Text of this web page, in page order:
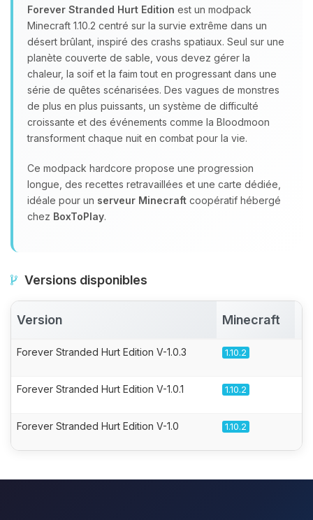
Forever Stranded Hurt Edition est un modpack
Minecraft 1.10.2 centré sur la survie extrême dans un
désert brûlant, inspiré des crashs spatiaux. Seul sur une
planète couverte de sable, vous devez gérer la
chaleur, la soif et la faim tout en progressant dans une
série de quêtes scénarisées. Des vagues de monstres
de plus en plus puissants, un système de difficulté
croissante et des événements comme la Bloodmoon
transforment chaque nuit en combat pour la vie.
Ce modpack hardcore propose une progression
longue, des recettes retravaillées et une carte dédiée,
idéale pour un serveur Minecraft coopératif hébergé
chez BoxToPlay.
Versions disponibles
Version Minecraft
Forever Stranded Hurt Edition V-1.0.3 1.10.2
Forever Stranded Hurt Edition V-1.0.1 1.10.2
Forever Stranded Hurt Edition V-1.0 1.10.2